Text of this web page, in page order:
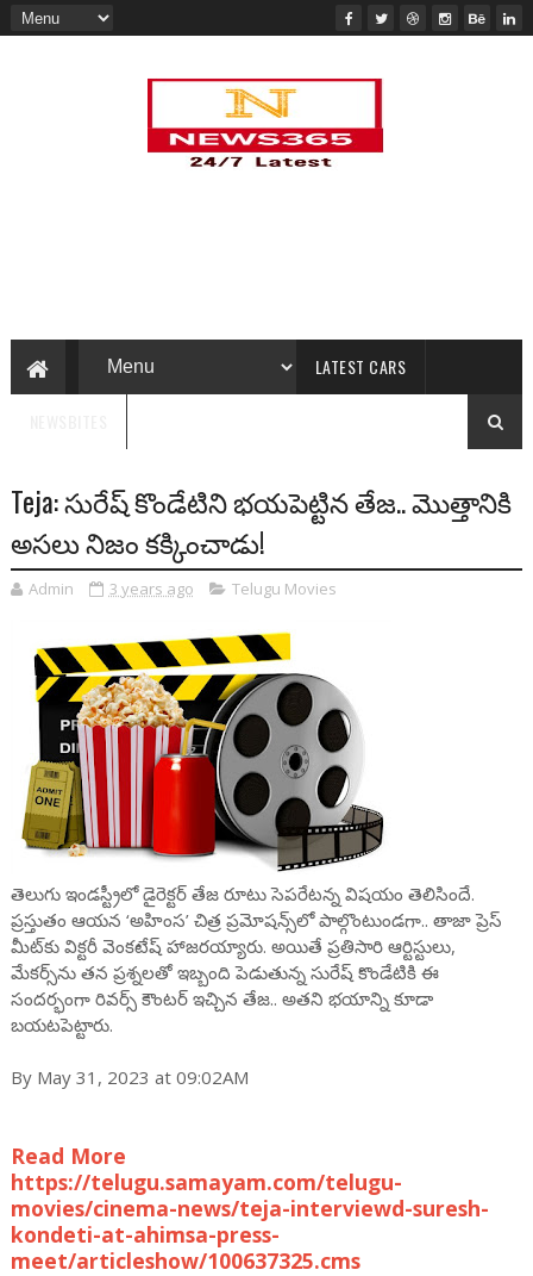
LATEST CARS
Teja: సురేష్ కొండేటిని భయపెట్టిన తేజ.. మొత్తానికి
అసలు నిజం కక్కించాడు!
Admin 3 years ago Telugu Movies
తెలుగు ఇండస్ట్రీలో డైరెక్టర్ తేజ రూటు సెపరేటన్న విషయం తెలిసిందే.
ప్రస్తుతం ఆయన ‘అహింస’ చిత్ర ప్రమోషన్స్‌లో పాల్గొంటుండగా.. తాజా ప్రెస్
మీట్‌కు విక్టరీ వెంకటేష్ హాజరయ్యారు. అయితే ప్రతిసారి ఆర్టిస్టులు,
మేకర్స్‌ను తన ప్రశ్నలతో ఇబ్బంది పెడుతున్న సురేష్ కొండేటికి ఈ
సందర్భంగా రివర్స్ కౌంటర్ ఇచ్చిన తేజ.. అతని భయాన్ని కూడా
బయటపెట్టారు.
By May 31, 2023 at 09:02AM
Read More
https://telugu.samayam.com/telugu-
movies/cinema-news/teja-interviewd-suresh-
kondeti-at-ahimsa-press-
meet/articleshow/100637325.cms